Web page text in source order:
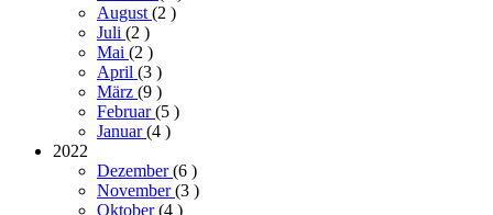
August(2 )
Juli (2 )
Mai (2 )
April (3 )
März (9 )
Februar(5 )
Januar(4 )
2022
Dezember(6 )
November(3 )
Oktober(4 )